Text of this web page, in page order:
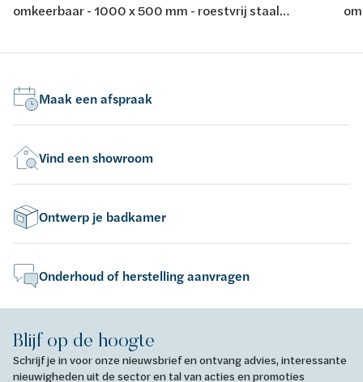
omkeerbaar - 1000 x 500 mm - roestvrij staal
Maak een afspraak
Vind een showroom
Ontwerp je badkamer
Onderhoud of herstelling aanvragen
Blijf op de hoogte
Schrijf je in voor onze nieuwsbrief en ontvang advies, interessante
nieuwigheden uit de sector en tal van acties en promoties